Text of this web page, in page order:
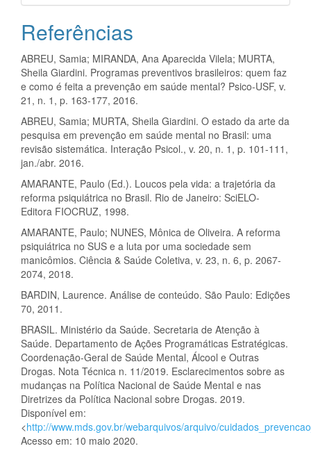
Referências
ABREU, Samia; MIRANDA, Ana Aparecida Vilela; MURTA,
Sheila Giardini. Programas preventivos brasileiros: quem faz
e como é feita a prevenção em saúde mental? Psico-USF, v.
21, n. 1, p. 163-177, 2016.
ABREU, Samia; MURTA, Sheila Giardini. O estado da arte da
pesquisa em prevenção em saúde mental no Brasil: uma
revisão sistemática. Interação Psicol., v. 20, n. 1, p. 101-111,
jan./abr. 2016.
AMARANTE, Paulo (Ed.). Loucos pela vida: a trajetória da
reforma psiquiátrica no Brasil. Rio de Janeiro: SciELO-
Editora FIOCRUZ, 1998.
AMARANTE, Paulo; NUNES, Mônica de Oliveira. A reforma
psiquiátrica no SUS e a luta por uma sociedade sem
manicômios. Ciência & Saúde Coletiva, v. 23, n. 6, p. 2067-
2074, 2018.
BARDIN, Laurence. Análise de conteúdo. São Paulo: Edições
70, 2011.
BRASIL. Ministério da Saúde. Secretaria de Atenção à
Saúde. Departamento de Ações Programáticas Estratégicas.
Coordenação-Geral de Saúde Mental, Álcool e Outras
Drogas. Nota Técnica n. 11/2019. Esclarecimentos sobre as
mudanças na Política Nacional de Saúde Mental e nas
Diretrizes da Política Nacional sobre Drogas. 2019.
Disponível em:
<http://www.mds.gov.br/webarquivos/arquivo/
Acesso em: 10 maio 2020.